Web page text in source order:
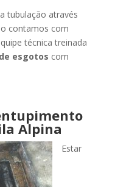
tubulação através
contamos com
técnica treinada
esgotos com
Alpina
Estar